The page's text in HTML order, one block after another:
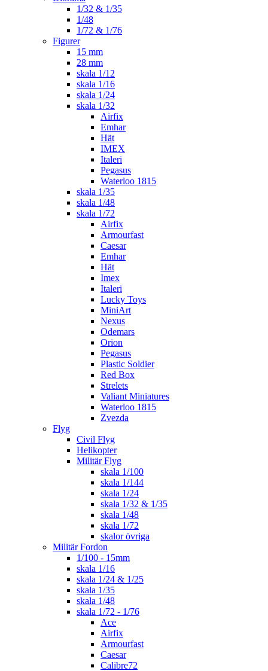
1/32 & 1/35
1/48
1/72 & 1/76
Figurer
15 mm
28 mm
skala 1/12
skala 1/16
skala 1/24
skala 1/32
Airfix
Emhar
Hät
IMEX
Italeri
Pegasus
Waterloo 1815
skala 1/35
skala 1/48
skala 1/72
Airfix
Armourfast
Caesar
Emhar
Hät
Imex
Italeri
Lucky Toys
MiniArt
Nexus
Odemars
Orion
Pegasus
Plastic Soldier
Red Box
Strelets
Valiant Miniatures
Waterloo 1815
Zvezda
Flyg
Civil Flyg
Helikopter
Militär Flyg
skala 1/100
skala 1/144
skala 1/24
skala 1/32 & 1/35
skala 1/48
skala 1/72
skalor övriga
Militär Fordon
1/100 - 15mm
skala 1/16
skala 1/24 & 1/25
skala 1/35
skala 1/48
skala 1/72 - 1/76
Ace
Airfix
Armourfast
Caesar
Calibre72